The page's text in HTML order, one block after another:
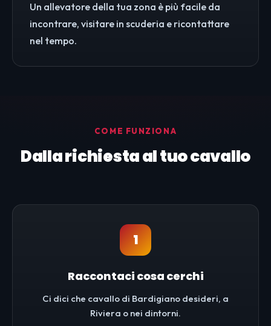
Un allevatore della tua zona è più facile da
incontrare, visitare in scuderia e ricontattare
nel tempo.
COME FUNZIONA
Dalla richiesta al tuo cavallo
1
Raccontaci cosa cerchi
Ci dici che cavallo di Bardigiano desideri, a
Riviera o nei dintorni.